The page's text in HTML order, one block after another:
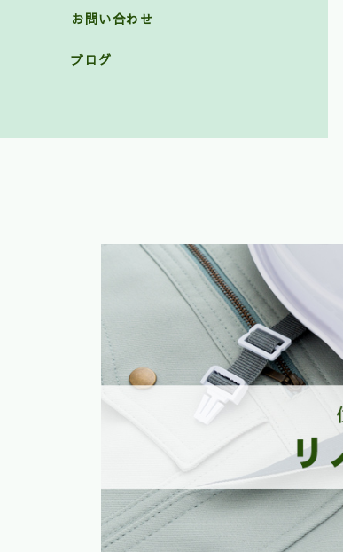
お問い合わせ
ブログ